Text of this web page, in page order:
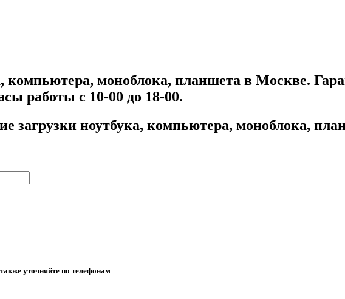
компьютера, моноблока, планшета в Москве.
работы с 10-00 до 18-00.
загрузки ноутбука, компьютера, моноблока,
уточняйте по телефонам